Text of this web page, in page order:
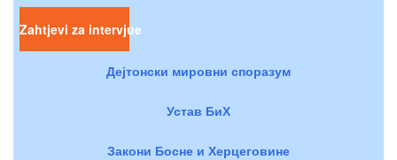
Zahtjevi za intervjue
Дејтонски мировни споразум
Устав БиХ
Закони Босне и Херцеговине